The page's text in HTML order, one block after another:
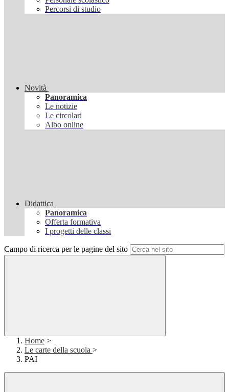
Percorsi di studio
Novità
Panoramica
Le notizie
Le circolari
Albo online
Didattica
Panoramica
Offerta formativa
I progetti delle classi
Campo di ricerca per le pagine del sito
Home >
Le carte della scuola >
PAI